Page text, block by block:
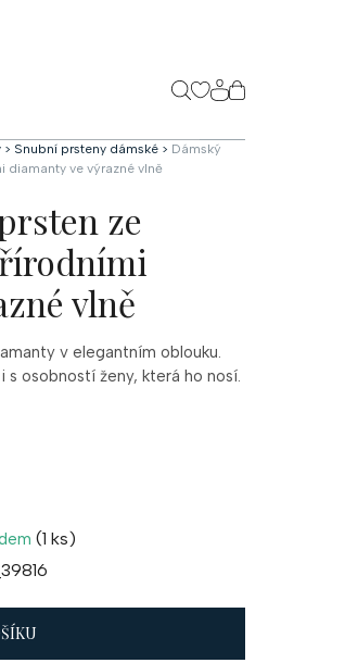
NÁKUPNÍ
KOŠÍK
> Snubní prsteny dámské > Dámský
diamanty ve výrazné vlně
ze
vlně
v elegantním oblouku.
osobností ženy, která ho nosí.
(1 ks)